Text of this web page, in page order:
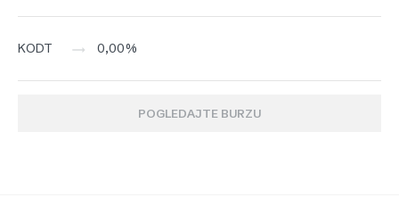
KODT 0,00%
POGLEDAJTE BURZU